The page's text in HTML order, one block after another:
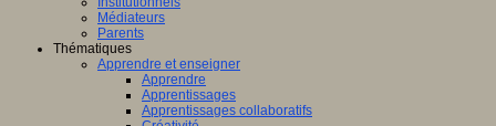
Médiateurs
Parents
Thématiques
Apprendre et enseigner
Apprendre
Apprentissages
Apprentissages collaboratifs